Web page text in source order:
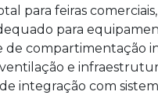
para feiras
para
de compartimentação
e
integração com